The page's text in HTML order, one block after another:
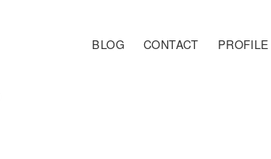
BLOG CONTACT PROFILE